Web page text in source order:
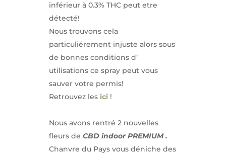
inférieur à 0.3% THC peut etre
détecté!
Nous trouvons cela
particuliérement injuste alors sous
de bonnes conditions d’
utilisations ce spray peut vous
sauver votre permis!
Retrouvez les ici!
Nous avons rentré 2 nouvelles
fleurs de CBD indoor PREMIUM .
Chanvre du Pays vous déniche des